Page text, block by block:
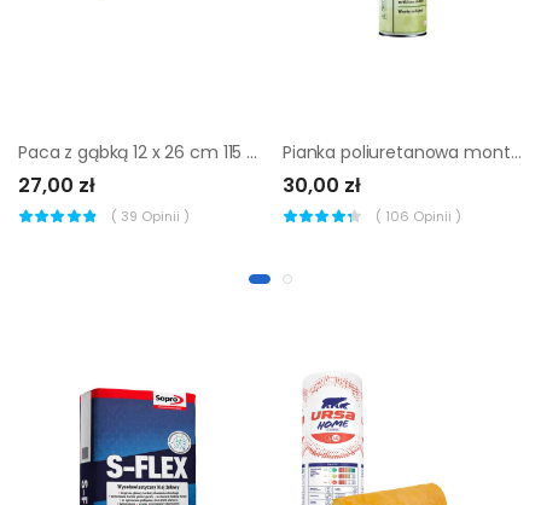
Paca z gąbką 12 x 26 cm 115 COMENSAL
27,00 zł
( 39 Opinii )
Pianka poliuretanowa montażowa pistoletowa Greenq Ceresit 750 ml
30,00 zł
( 106 Opinii )